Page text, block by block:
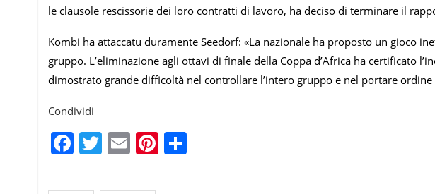
le clausole rescissorie dei loro contratti di lavoro, ha deciso di terminare il
Kombi ha attaccatu duramente Seedorf: «La nazionale ha proposto un gioco
gruppo. L’eliminazione agli ottavi di finale della Coppa d’Africa ha certificato
dimostrato grande difficoltà nel controllare l’intero gruppo e nel portare
Condividi
Facebook
Twitter
EmailPinterest